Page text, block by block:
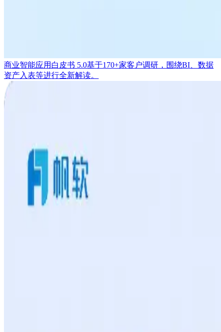
商业智能应用白皮书 5.0基于170+家客户调研，围绕BI、数据
资产入表等进行全新解读。